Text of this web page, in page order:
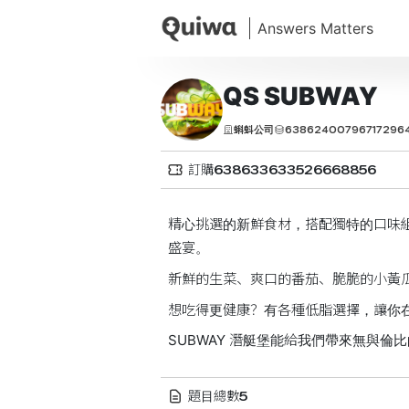
QS SUBWAY
蝌蚪公司
訂購638633633526668856
精心挑選的新鮮食材，搭配獨特的口
盛宴。
新鮮的生菜、爽口的番茄、脆脆的小
想吃得更健康？有各種低脂選擇，讓
SUBWAY 潛艇堡能給我們帶來無與倫
題目總數5